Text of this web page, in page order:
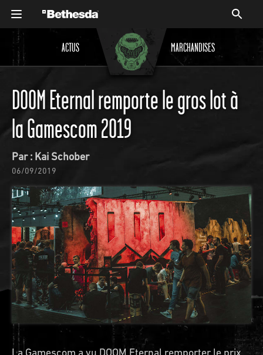
ACTUS MARCHANDISES
DOOM Eternal remporte le gros lot à
la Gamescom 2019
Par : Kai Schober
06/09/2019
La Gamescom a vu DOOM Eternal remporter le prix